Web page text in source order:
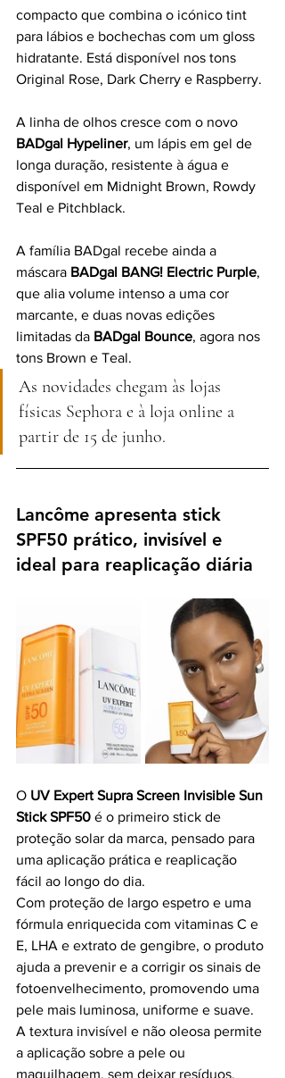
compacto que combina o icónico tint
para lábios e bochechas com um gloss
hidratante. Está disponível nos tons
Original Rose, Dark Cherry e Raspberry.
A linha de olhos cresce com o novo
BADgal Hypeliner, um lápis em gel de
longa duração, resistente à água e
disponível em Midnight Brown, Rowdy
Teal e Pitchblack.
A família BADgal recebe ainda a
máscara BADgal BANG! Electric Purple,
que alia volume intenso a uma cor
marcante, e duas novas edições
limitadas da BADgal Bounce, agora nos
tons Brown e Teal.
As novidades chegam às lojas
físicas Sephora e à loja online a
partir de 15 de junho.
Lancôme apresenta stick
SPF50 prático, invisível e
ideal para reaplicação diária
O UV Expert Supra Screen Invisible Sun
Stick SPF50 é o primeiro stick de
proteção solar da marca, pensado para
uma aplicação prática e reaplicação
fácil ao longo do dia.
Com proteção de largo espetro e uma
fórmula enriquecida com vitaminas C e
E, LHA e extrato de gengibre, o produto
ajuda a prevenir e a corrigir os sinais de
fotoenvelhecimento, promovendo uma
pele mais luminosa, uniforme e suave.
A textura invisível e não oleosa permite
a aplicação sobre a pele ou
maquilhagem, sem deixar resíduos,